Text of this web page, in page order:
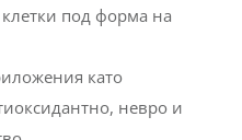
под форма на
като
невро и